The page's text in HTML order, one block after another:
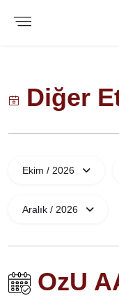
Diğer
Ekim / 2026
Aralık / 2026
OzU